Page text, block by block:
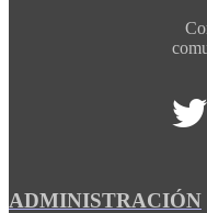
ADMINISTRACIÓN